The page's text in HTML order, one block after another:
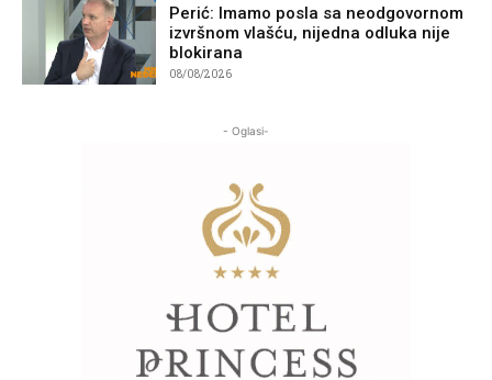
Perić: Imamo posla sa neodgovornom
izvršnom vlašću, nijedna odluka nije
blokirana
08/08/2026
- Oglasi-